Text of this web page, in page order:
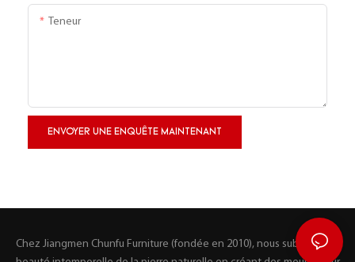
Teneur
ENVOYER UNE ENQUÊTE MAINTENANT
Chez Jiangmen Chunfu Furniture (fondée en 2010), nous sublimons la